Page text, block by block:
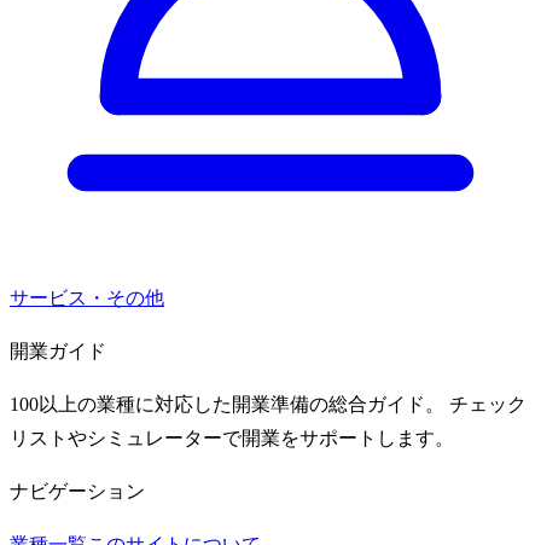
サービス・その他
開業ガイド
100以上の業種に対応した開業準備の総合ガイド。 チェック
リストやシミュレーターで開業をサポートします。
ナビゲーション